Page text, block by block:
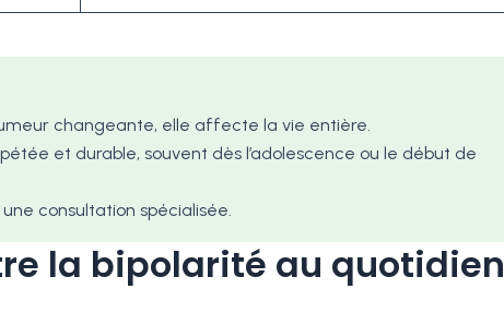
changeante, elle affecte la vie entière.
et durable, souvent dès l’adolescence ou le début de
consultation spécialisée.
la bipolarité au quotidien